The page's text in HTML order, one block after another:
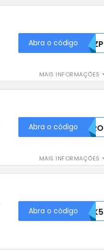
MAIS INFORMAÇÕES
Abra o código T1ZP
MAIS INFORMAÇÕES
Abra o código T0RO
Abra o código75337OTK5